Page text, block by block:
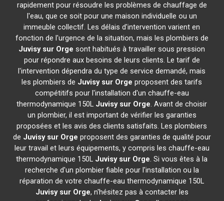
rapidement pour résoudre les problèmes de chauffage de
l'eau, que ce soit pour une maison individuelle ou un
immeuble collectif. Les délais d'intervention varient en
fonction de l'urgence de la situation, mais les plombiers de
Juvisy sur Orge sont habitués à travailler sous pression
pour répondre aux besoins de leurs clients. Le tarif de
l'intervention dépendra du type de service demandé, mais
les plombiers de Juvisy sur Orge proposent des tarifs
compétitifs pour l'installation d'un chauffe-eau
thermodynamique 150L Juvisy sur Orge. Avant de choisir
un plombier, il est important de vérifier les garanties
proposées et les avis des clients satisfaits. Les plombiers
de Juvisy sur Orge proposent des garanties de qualité pour
leur travail et leurs équipements, y compris les chauffe-eau
thermodynamique 150L Juvisy sur Orge. Si vous êtes à la
recherche d'un plombier fiable pour l'installation ou la
réparation de votre chauffe-eau thermodynamique 150L
Juvisy sur Orge, n'hésitez pas à contacter les